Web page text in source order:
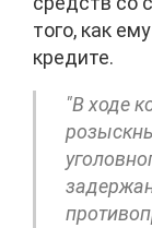
того, как
кредите.
"В ходе